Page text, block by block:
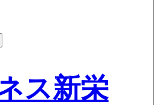
ス新栄